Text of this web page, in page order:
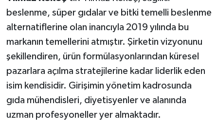
beslenme, süper gıdalar ve bitki temelli beslenme
alternatiflerine olan inancıyla 2019 yılında bu
markanın temellerini atmıştır. Şirketin vizyonunu
şekillendiren, ürün formülasyonlarından küresel
pazarlara açılma stratejilerine kadar liderlik eden
isim kendisidir. Girişimin yönetim kadrosunda
gıda mühendisleri, diyetisyenler ve alanında
uzman profesyoneller yer almaktadır.